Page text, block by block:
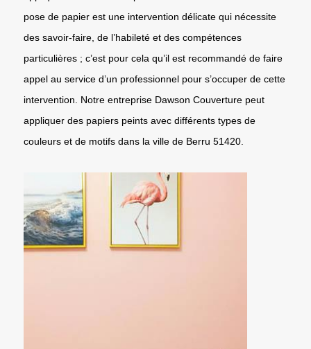
pose de papier est une intervention délicate qui nécessite
des savoir-faire, de l’habileté et des compétences
particulières ; c’est pour cela qu’il est recommandé de faire
appel au service d’un professionnel pour s’occuper de cette
intervention. Notre entreprise Dawson Couverture peut
appliquer des papiers peints avec différents types de
couleurs et de motifs dans la ville de Berru 51420.